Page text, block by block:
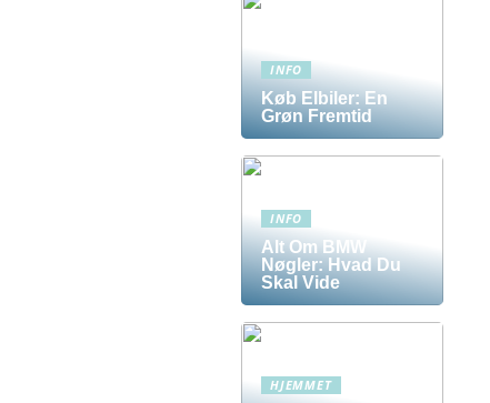
INFO
Køb Elbiler: En
Grøn Fremtid
INFO
Alt Om BMW
Nøgler: Hvad Du
Skal Vide
HJEMMET